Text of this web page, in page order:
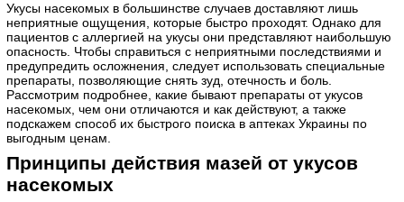
Укусы насекомых в большинстве случаев доставляют лишь
неприятные ощущения, которые быстро проходят. Однако для
пациентов с аллергией на укусы они представляют наибольшую
опасность. Чтобы справиться с неприятными последствиями и
предупредить осложнения, следует использовать специальные
препараты, позволяющие снять зуд, отечность и боль.
Рассмотрим подробнее, какие бывают препараты от укусов
насекомых, чем они отличаются и как действуют, а также
подскажем способ их быстрого поиска в аптеках Украины по
выгодным ценам.
Принципы действия мазей от укусов
насекомых